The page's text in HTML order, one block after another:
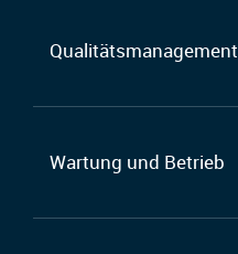
Qualitätsmanagement
Wartung und Betrieb